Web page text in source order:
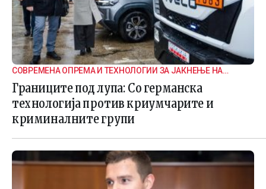
СОВРЕМЕНА ОПРЕМА И ТЕХНОЛОГИИ ЗА ЈАКНЕЊЕ НА
ГРАНИЧНАТА БЕЗБЕДНОСТ
Границите под лупа: Со германска
технологија против криумчарите и
криминалните групи